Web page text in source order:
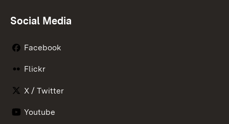
Social Media
Facebook
Flickr
X / Twitter
Youtube